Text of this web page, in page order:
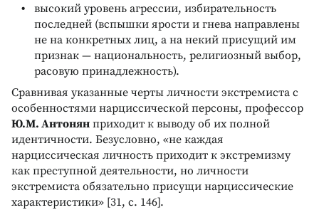
высокий уровень агрессии, избирательность
последней (вспышки ярости и гнева направлены
не на конкретных лиц, а на некий присущий им
признак — национальность, религиозный выбор,
расовую принадлежность).
Сравнивая указанные черты личности экстремиста с
особенностями нарциссической персоны, профессор
Ю.М. Антонян приходит к выводу об их полной
идентичности. Безусловно, «не каждая
нарциссическая личность приходит к экстремизму
как преступной деятельности, но личности
экстремиста обязательно присущи нарциссические
характеристики» [31, с. 146].